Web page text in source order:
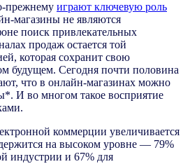
прежнему играют ключевую роль
магазины не являются
поиск привлекательных
продаж остается той
которая сохранит свою
будущем. Сегодня почти половина
что в онлайн-магазинах можно
И во многом такое восприятие
коммерции увеличивается
на высоком уровне — 79%
индустрии и 67% для